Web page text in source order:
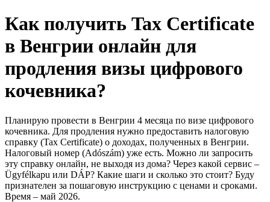
Как получить Tax Certificate
в Венгрии онлайн для
продления визы цифрового
кочевника?
Планирую провести в Венгрии 4 месяца по визе цифрового
кочевника. Для продления нужно предоставить налоговую
справку (Tax Certificate) о доходах, полученных в Венгрии.
Налоговый номер (Adószám) уже есть. Можно ли запросить
эту справку онлайн, не выходя из дома? Через какой сервис –
Ügyfélkapu или DÁP? Какие шаги и сколько это стоит? Буду
признателен за пошаговую инструкцию с ценами и сроками.
Время – май 2026.